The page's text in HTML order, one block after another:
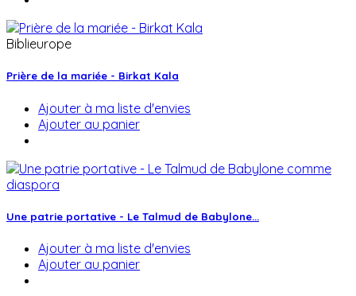
Biblieurope
Prière de la mariée - Birkat Kala
Ajouter à ma liste d'envies
Ajouter au panier
Une patrie portative - Le Talmud de Babylone...
Ajouter à ma liste d'envies
Ajouter au panier